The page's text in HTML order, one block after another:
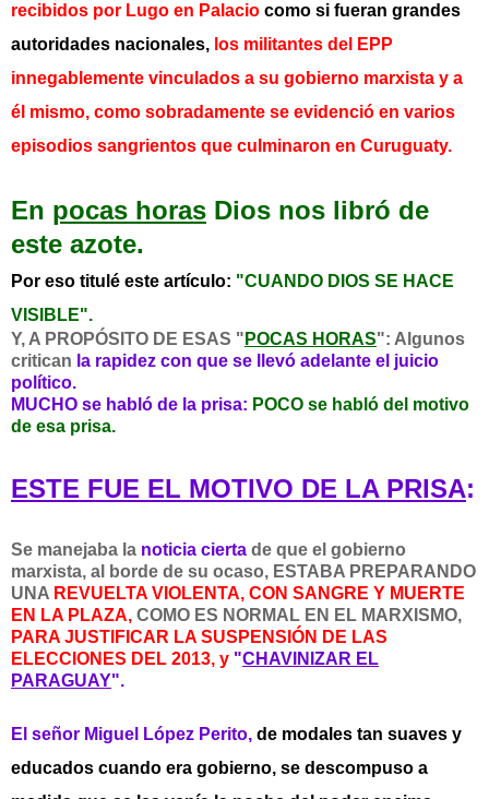
recibidos por Lugo en Palacio como si fueran grandes
autoridades nacionales, los militantes del EPP
innegablemente vinculados a su gobierno marxista y a
él mismo, como sobradamente se evidenció en varios
episodios sangrientos que culminaron en Curuguaty.
En pocas horas Dios nos libró de
este azote.
Por eso titulé este artículo: "CUANDO DIOS SE HACE
VISIBLE".
Y, A PROPÓSITO DE ESAS " POCAS HORAS": Algunos
critican la rapidez con que se llevó adelante el juicio
político.
MUCHO se habló de la prisa: POCO se habló del motivo
de esa prisa.
ESTE FUE EL MOTIVO DE LA PRISA:
Se manejaba la noticia cierta de que el gobierno
marxista, al borde de su ocaso, ESTABA PREPARANDO
UNA REVUELTA VIOLENTA, CON SANGRE Y MUERTE
EN LA PLAZA, COMO ES NORMAL EN EL MARXISMO,
PARA JUSTIFICAR LA SUSPENSIÓN DE LAS
ELECCIONES DEL 2013, y "CHAVINIZAR EL
PARAGUAY".
El señor Miguel López Perito, de modales tan suaves y
educados cuando era gobierno, se descompuso a